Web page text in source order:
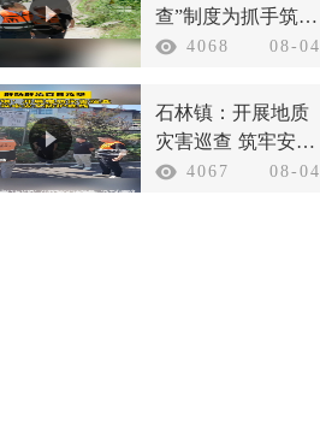
查”制度为抓手筑牢
汛期安全防线
4068 08-04
石林镇：开展地质
灾害巡查 筑牢安全
防护底线
4067 08-04